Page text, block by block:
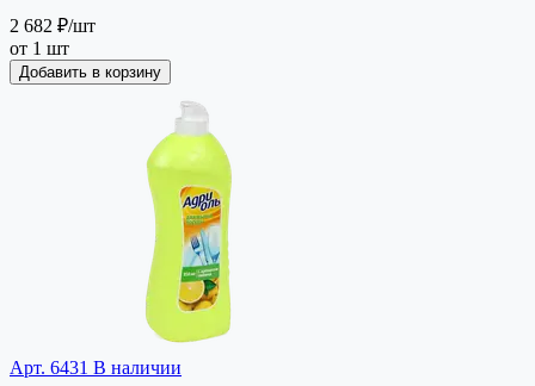
2 682 ₽/шт
от 1 шт
Добавить в корзину
Арт. 6431 В наличии